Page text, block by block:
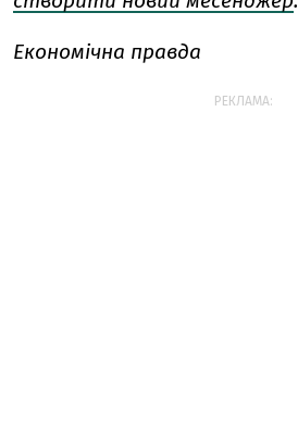
Економічна правда
РЕКЛАМА: